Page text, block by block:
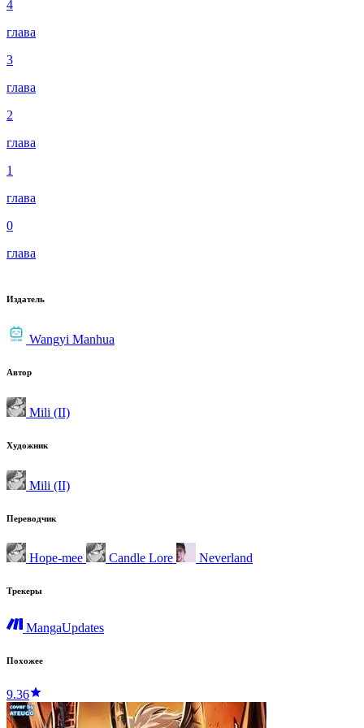
4
глава
3
глава
2
глава
1
глава
0
глава
Издатель
Wangyi Manhua
Автор
Mili (II)
Художник
Mili (II)
Переводчик
Hope-mee Candle Lore Neverland
Трекеры
MangaUpdates
Похожее
9.36